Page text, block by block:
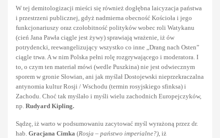
W tej demitologizacji mieści się również dogłębna laicyzacja państwa
i przestrzeni publicznej, gdyż nadmierna obecność Kościoła i jego
funkcjonariuszy oraz czołobitność polityków wobec roli Watykanu
(cień Jana Pawła ciągle jest żywy) sprawiają wrażenie, iż ów
potrydencki, reewangelizujący wszystko co inne „Drang nach Osten”
ciągle trwa. A w nim Polska pełni rolę rozgrywającego i moderatora. I
to, o czym ten materiał mówi (wedle Puszkina) nie jest odwiecznym
sporem w gronie Słowian, ani jak myślał Dostojewski nieprzekraczalna
antynomia kultur Rosji / Wschodu (termin rosyjskiego sfinksa) i
Zachodu. Choć tak myślało i myśli wielu zachodnich Europejczyków,
np. Rudyard Kipling.
Sądzę, iż warto w podsumowaniu zacytować myśl wyrażoną przez dr.
hab. Gracjana Cimka (Rosja – państwo imperialne?), iż